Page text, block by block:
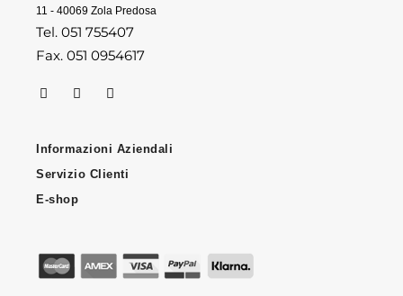
11 - 40069 Zola Predosa
Tel. 051 755407
Fax. 051 0954617
Informazioni Aziendali
Servizio Clienti
E-shop